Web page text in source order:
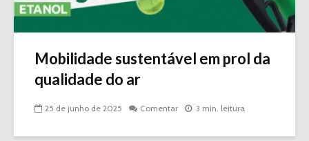
Mobilidade sustentável em prol da
qualidade do ar
25 de junho de 2025 Comentar 3 min. leitura